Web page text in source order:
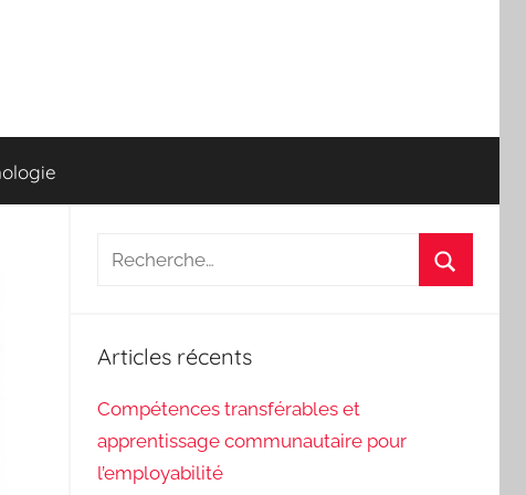
Recherche
Articles récents
Compétences transférables et
apprentissage communautaire pour
l’employabilité